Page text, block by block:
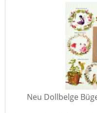
Neu Dollbelge